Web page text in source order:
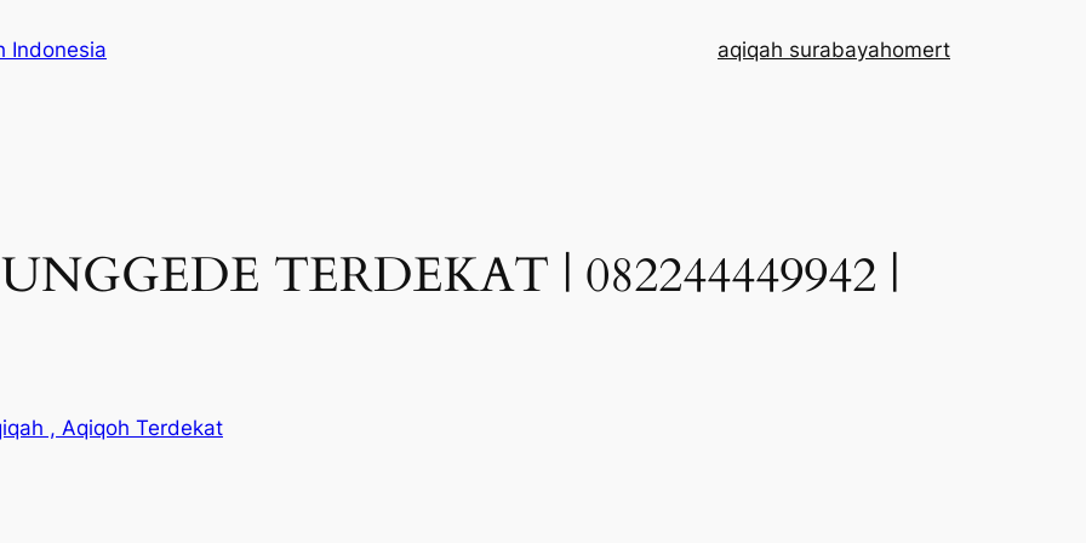
Indonesia aqiqah surabayahomert
TERDEKAT | 082244449942 |
, Aqiqoh Terdekat